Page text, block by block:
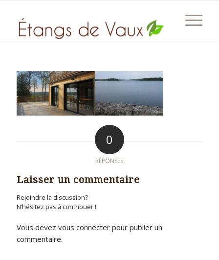
0
RÉPONSES
Laisser un commentaire
Rejoindre la discussion?
N’hésitez pas à contribuer !
Vous devez vous connecterpour publier un
commentaire.